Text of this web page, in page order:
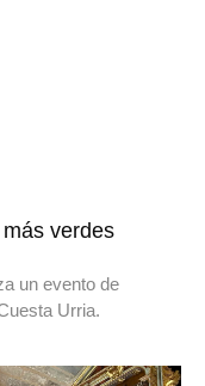
verdes
un evento de
Urria.